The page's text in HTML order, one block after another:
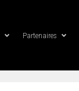
Partenaires